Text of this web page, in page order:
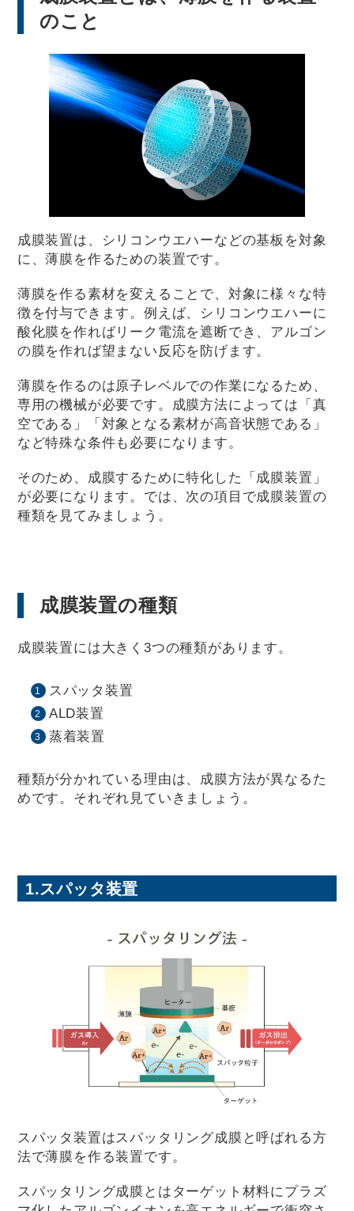
のこと
成膜装置は、シリコンウエハーなどの基板を対象
に、薄膜を作るための装置です。
薄膜を作る素材を変えることで、対象に様々な特
徴を付与できます。例えば、シリコンウエハーに
酸化膜を作ればリーク電流を遮断でき、アルゴン
の膜を作れば望まない反応を防げます。
薄膜を作るのは原子レベルでの作業になるため、
専用の機械が必要です。成膜方法によっては「真
空である」「対象となる素材が高音状態である」
など特殊な条件も必要になります。
そのため、成膜するために特化した「成膜装置」
が必要になります。では、次の項目で成膜装置の
種類を見てみましょう。
成膜装置の種類
成膜装置には大きく3つの種類があります。
スパッタ装置
ALD装置
蒸着装置
種類が分かれている理由は、成膜方法が異なるた
めです。それぞれ見ていきましょう。
1.スパッタ装置
スパッタ装置はスパッタリング成膜と呼ばれる方
法で薄膜を作る装置です。
スパッタリング成膜とはターゲット材料にプラズ